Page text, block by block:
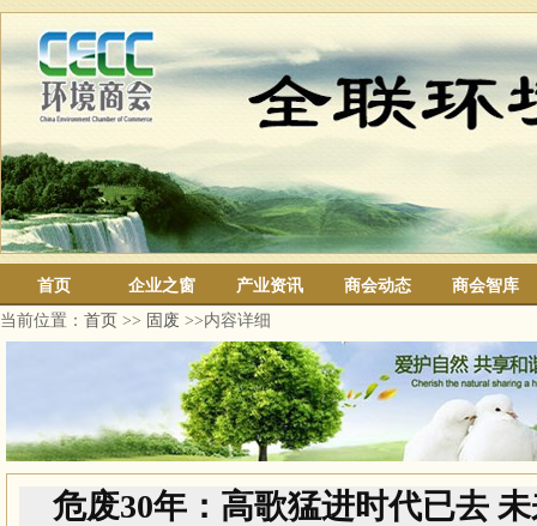
首页 企业之窗 产业资讯 商会动态
商会智库
当前位置： 首页 >> 固废 >>内容详细
危废30年：高歌猛进时代已去